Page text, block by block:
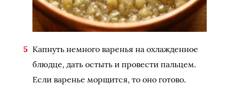
Капнуть немного варенья на охлажденное
блюдце, дать остыть и провести пальцем.
Если варенье морщится, то оно готово.